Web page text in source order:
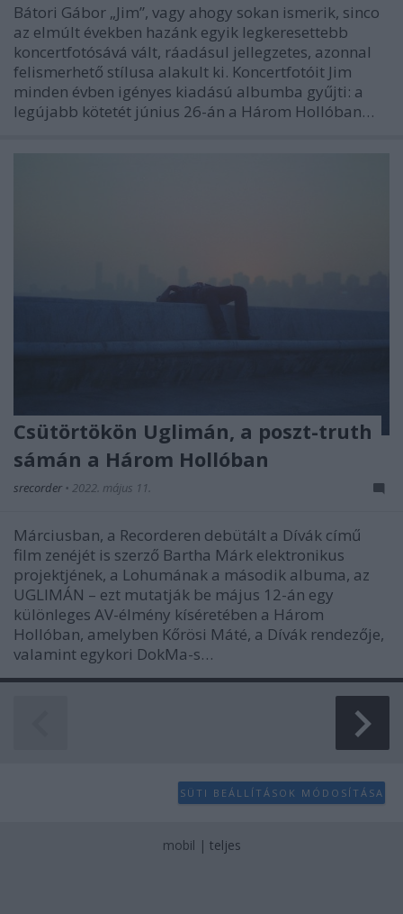
Bátori Gábor „Jim”, vagy ahogy sokan ismerik, sinco
az elmúlt években hazánk egyik legkeresettebb
koncertfotósává vált, ráadásul jellegzetes, azonnal
felismerhető stílusa alakult ki. Koncertfotóit Jim
minden évben igényes kiadású albumba gyűjti: a
legújabb kötetét június 26-án a Három Hollóban…
Csütörtökön Uglimán, a poszt-truth
sámán a Három Hollóban
srecorder • 2022. május 11.
Márciusban, a Recorderen debütált a Dívák című
film zenéjét is szerző Bartha Márk elektronikus
projektjének, a Lohumának a második albuma, az
UGLIMÁN – ezt mutatják be május 12-án egy
különleges AV-élmény kíséretében a Három
Hollóban, amelyben Kőrösi Máté, a Dívák rendezője,
valamint egykori DokMa-s…
SÜTI BEÁLLÍTÁSOK MÓDOSÍTÁSA
mobil | teljes